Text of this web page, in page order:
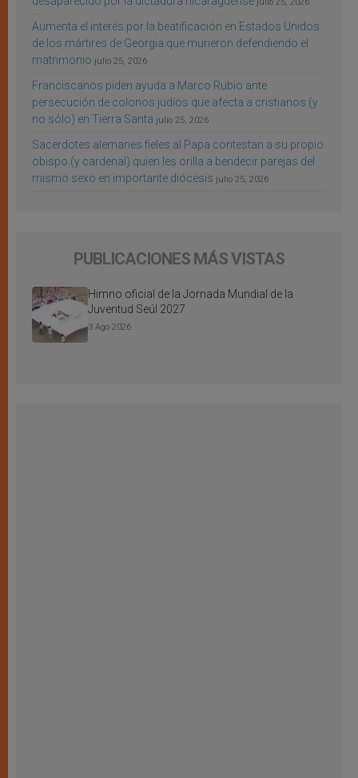
julio 25, 2026
Aumenta el interés por la beatificación en Estados Unidos
de los mártires de Georgia que murieron defendiendo el
matrimonio julio 25, 2026
Franciscanos piden ayuda a Marco Rubio ante
persecución de colonos judíos que afecta a cristianos (y
no sólo) en Tierra Santa julio 25, 2026
Sacerdotes alemanes fieles al Papa contestan a su propio
obispo (y cardenal) quien les orilla a bendecir parejas del
mismo sexo en importante diócesis julio 25, 2026
PUBLICACIONES MÁS VISTAS
Himno oficial de la Jornada Mundial de la
Juventud Seúl 2027
3 Ago 2026